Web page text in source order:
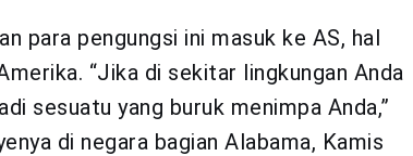
para pengungsi ini masuk ke AS, hal
“Jika di sekitar lingkungan Anda
sesuatu yang buruk menimpa Anda,”
di negara bagian Alabama, Kamis